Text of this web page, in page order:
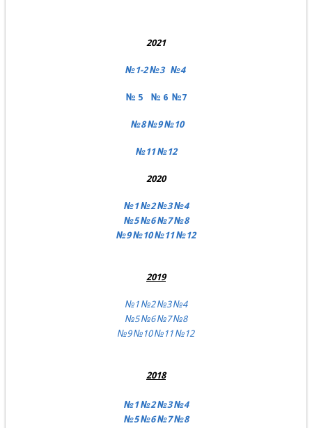
2021
№1-2 №3 №4
№ 5 № 6 №7
№8 №9 №10
№11 №12
2020
№1 №2 №3 №4
№5 №6 №7 №8
№9№10№11№12
2019
№1 №2 №3 №4
№5 №6№7 №8
№9 №10 №11 №12
2018
№1№2 №3 №4
№5 №6 №7№8